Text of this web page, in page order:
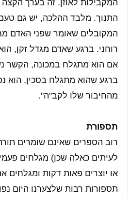
המקבילות לאוזן. זה בערך
התנוך. מלבד ההלכה, יש גם
המקובלים שאומר שפני האדם
רוחני. ברגע שאדם מגדל זקן,
אם הוא מתגלח במכונה, הקשר
ברגע שהוא מתגלח בסכין, הוא
מהחיבור שלו לקב"ה".
תספורת
רוב הספרים שאינם שומרים
לעיתים כאלה שכן) מגלחים
או יוצרים פאות דקות ומגלחים
תספורות רבות שלצערנו היום